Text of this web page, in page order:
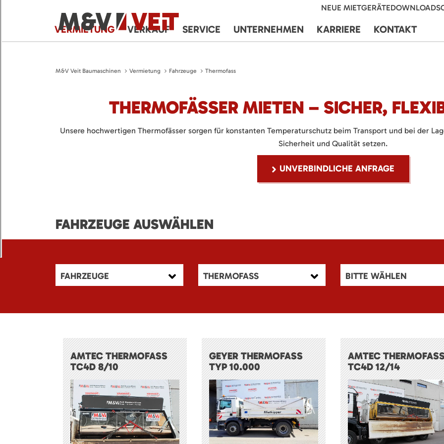
NEUE MIETGERÄTEDOWNLOADS
VERMIETUNG VERKAUF SERVICE UNTERNEHMEN KARRIERE KONTAKT
M&V Veit Baumaschinen Vermietung Fahrzeuge Thermofass
THERMOFÄSSER MIETEN – SICHER,
Unsere hochwertigen Thermofässer sorgen für konstanten Temperaturschutz beim Transport und bei der
Sicherheit und Qualität setzen.
UNVERBINDLICHE ANFRAGE
FAHRZEUGE AUSWÄHLEN
FAHRZEUGE THERMOFASS BITTE WÄHLEN
AMTEC THERMOFASS
TC4D 8/10
GEYER THERMOFASS
TYP 10.000
AMTEC
TC4D 12/14